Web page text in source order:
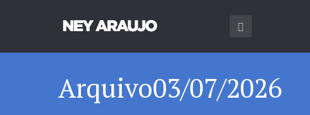
Arquivo03/07/2026